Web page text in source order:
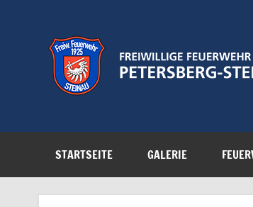
STARTSEITE GALERIE